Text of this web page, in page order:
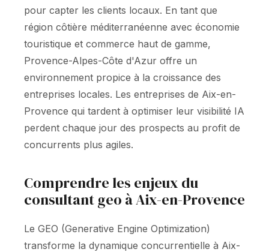
pour capter les clients locaux. En tant que
région côtière méditerranéenne avec économie
touristique et commerce haut de gamme,
Provence-Alpes-Côte d'Azur offre un
environnement propice à la croissance des
entreprises locales. Les entreprises de Aix-en-
Provence qui tardent à optimiser leur visibilité IA
perdent chaque jour des prospects au profit de
concurrents plus agiles.
Comprendre les enjeux du
consultant geo à Aix-en-Provence
Le GEO (Generative Engine Optimization)
transforme la dynamique concurrentielle à Aix-